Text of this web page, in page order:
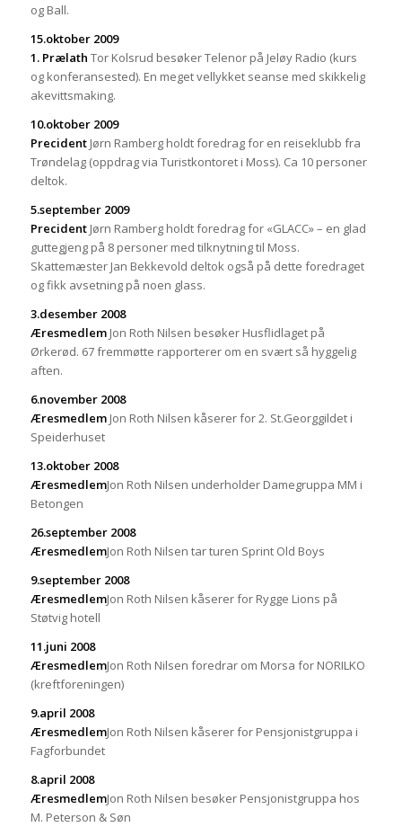
og Ball.
15.oktober 2009
1. Prælath Tor Kolsrud besøker Telenor på Jeløy Radio (kurs
og konferansested). En meget vellykket seanse med skikkelig
akevittsmaking.
10.oktober 2009
Precident Jørn Ramberg holdt foredrag for en reiseklubb fra
Trøndelag (oppdrag via Turistkontoret i Moss). Ca 10 personer
deltok.
5.september 2009
Precident Jørn Ramberg holdt foredrag for «GLACC» – en glad
guttegjeng på 8 personer med tilknytning til Moss.
Skattemæster Jan Bekkevold deltok også på dette foredraget
og fikk avsetning på noen glass.
3.desember 2008
Æresmedlem Jon Roth Nilsen besøker Husflidlaget på
Ørkerød. 67 fremmøtte rapporterer om en svært så hyggelig
aften.
6.november 2008
Æresmedlem Jon Roth Nilsen kåserer for 2. St.Georggildet i
Speiderhuset
13.oktober 2008
ÆresmedlemJon Roth Nilsen underholder Damegruppa MM i
Betongen
26.september 2008
ÆresmedlemJon Roth Nilsen tar turen Sprint Old Boys
9.september 2008
ÆresmedlemJon Roth Nilsen kåserer for Rygge Lions på
Støtvig hotell
11.juni 2008
ÆresmedlemJon Roth Nilsen foredrar om Morsa for NORILKO
(kreftforeningen)
9.april 2008
ÆresmedlemJon Roth Nilsen kåserer for Pensjonistgruppa i
Fagforbundet
8.april 2008
ÆresmedlemJon Roth Nilsen besøker Pensjonistgruppa hos
M. Peterson & Søn